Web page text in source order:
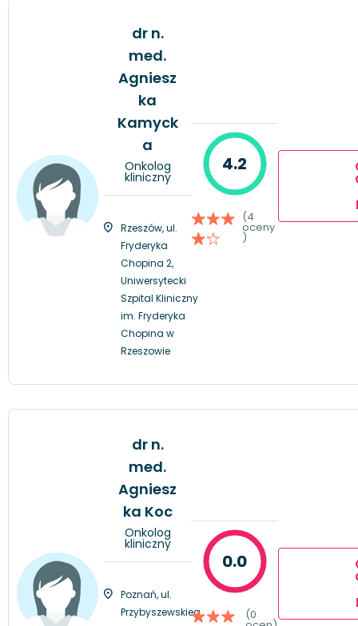
dr n.
med.
Agniesz
ka
Kamyck
a
Onkolog
kliniczny
Rzeszów, ul.
Fryderyka
Chopina 2,
Uniwersytecki
Szpital Kliniczny
im. Fryderyka
Chopina w
Rzeszowie
4.2
(4
oceny
)
dr n.
med.
Agniesz
ka Koc
Onkolog
kliniczny
Poznań, ul.
Przybyszewskieg
0.0
(0